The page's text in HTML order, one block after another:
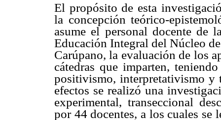
El propósito de esta
la concepción teórico-
asume el personal docente de
Educación Integral del Núcleo
Carúpano, la evaluación de los
cátedras que imparten,
positivismo, interpretativismo y
efectos se realizó una
experimental, transeccional
por 44 docentes, a los cuales